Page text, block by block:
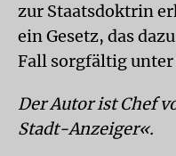
zur Staatsdoktrin
ein Gesetz, das
Fall sorgfältig unter
Der Autor ist Chef
Stadt-Anzeiger«.